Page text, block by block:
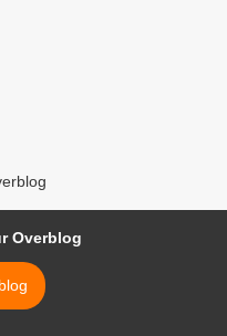
Overblog